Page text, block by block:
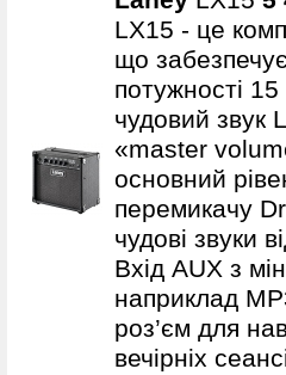
LX15 - це
що
потужності
чудовий звук
«master
основний
перемикачу
чудові звуки
Вхід AUX з
наприклад
роз’єм для
вечірніх